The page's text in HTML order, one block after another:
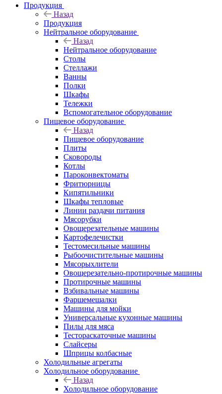
Продукция
Назад
Продукция
Нейтральное оборудование
Назад
Нейтральное оборудование
Столы
Стеллажи
Ванны
Полки
Шкафы
Тележки
Вспомогательное оборудование
Пищевое оборудование
Назад
Пищевое оборудование
Плиты
Сковороды
Котлы
Пароконвектоматы
Фритюрницы
Кипятильники
Шкафы тепловые
Линии раздачи питания
Мясорубки
Овощерезательные машины
Картофелечистки
Тестомесильные машины
Рыбоочистительные машины
Мясорыхлители
Овощерезательно-протирочные машины
Протирочные машины
Взбивальные машины
Фаршемешалки
Машины для мойки
Универсальные кухонные машины
Пилы для мяса
Тестораскаточные машины
Слайсеры
Шприцы колбасные
Холодильные агрегаты
Холодильное оборудование
Назад
Холодильное оборудование